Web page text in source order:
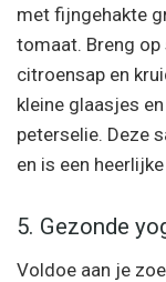
met fijngehakte
tomaat. Breng
citroensap en
kleine glaasjes
peterselie. Deze
en is een
5. Gezonde
Voldoe aan je